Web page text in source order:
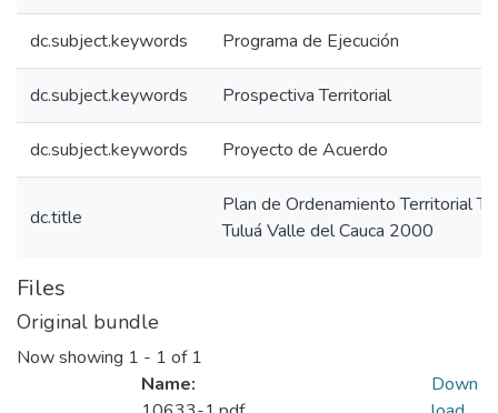
dc.subject.keywords Programa de Ejecución
dc.subject.keywords Prospectiva Territorial
dc.subject.keywords Proyecto de Acuerdo
dc.title
Plan de Ordenamiento Territorial
Tuluá Valle del Cauca 2000
Files
Original bundle
Now showing 1 - 1 of 1
Name:
Down